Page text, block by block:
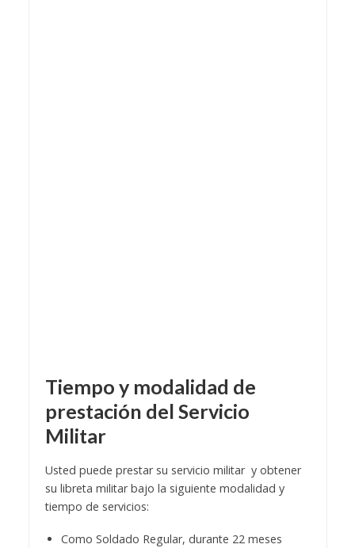
Tiempo y modalidad de
prestación del Servicio
Militar
Usted puede prestar su servicio militar y obtener
su libreta militar bajo la siguiente modalidad y
tiempo de servicios:
Como Soldado Regular, durante 22 meses